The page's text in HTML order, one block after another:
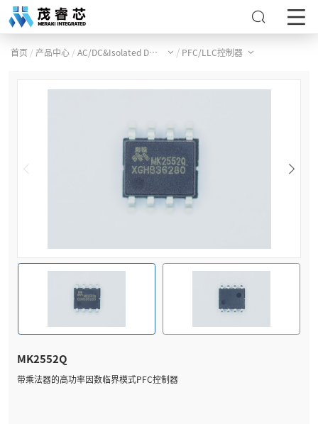
首页 / 产品中心 / AC/DC&Isolated DC/DC产品 / PFC/LLC控制器
MK2552Q
带乘法器的高功率因数临界模式PFC控制器